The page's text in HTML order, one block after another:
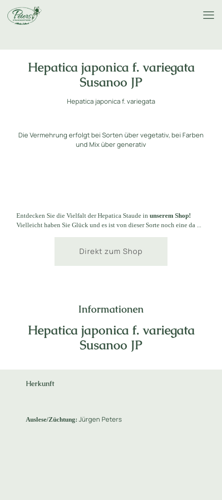
Hepatica japonica f. variegata
Susanoo JP
Hepatica japonica f. variegata
Die Vermehrung erfolgt bei Sorten über vegetativ, bei Farben
und Mix über generativ
Entdecken Sie die Vielfalt der Hepatica Staude in unserem Shop!
Vielleicht haben Sie Glück und es ist von dieser Sorte noch eine da ...
Direkt zum Shop
Informationen
Hepatica japonica f. variegata
Susanoo JP
Herkunft
Auslese/Züchtung: Jürgen Peters